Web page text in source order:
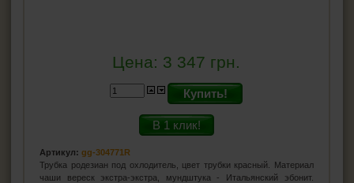
Цена: 3 347 грн.
Купить!
В 1 клик!
Артикул: gg-304771R
Трубка родезиан под охлодитель, цвет трубки красный. Материал
чаши вереск экстра-экстра, мундштука - Итальянский эбонит.